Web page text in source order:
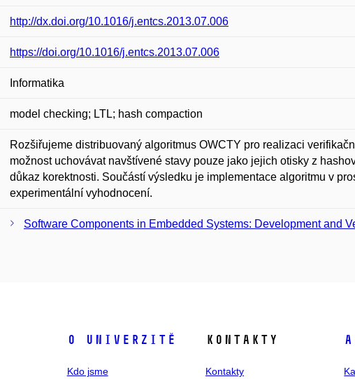
http://dx.doi.org/10.1016/j.entcs.2013.07.006
https://doi.org/10.1016/j.entcs.2013.07.006
Informatika
model checking; LTL; hash compaction
Rozšiřujeme distribuovaný algoritmus OWCTY pro realizaci
možnost uchovávat navštívené stavy pouze jako jejich otisky z
důkaz korektnosti. Součástí výsledku je implementace algoritmu v
experimentální vyhodnocení.
Software Components in Embedded Systems: Development and
O univerzitě
Kdo jsme
Kontakty
Kontakty